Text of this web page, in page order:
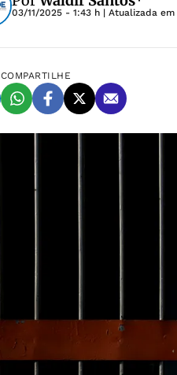
03/11/2025 - 1:43 h | Atualizada em
COMPARTILHE